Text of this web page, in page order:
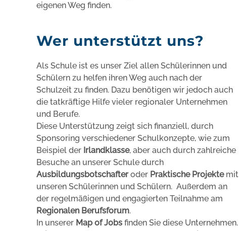
eigenen Weg finden.
Wer unterstützt uns?
Als Schule ist es unser Ziel allen Schülerinnen und
Schülern zu helfen ihren Weg auch nach der
Schulzeit zu finden. Dazu benötigen wir jedoch auch
die tatkräftige Hilfe vieler regionaler Unternehmen
und Berufe.
Diese Unterstützung zeigt sich finanziell, durch
Sponsoring verschiedener Schulkonzepte, wie zum
Beispiel der Irlandklasse, aber auch durch zahlreiche
Besuche an unserer Schule durch
Ausbildungsbotschafteroder Praktische Projektemit
unseren Schülerinnen und Schülern. Außerdem an
der regelmäßigen und engagierten Teilnahme am
Regionalen Berufsforum.
In unserer Map of Jobs finden Sie diese Unternehmen.